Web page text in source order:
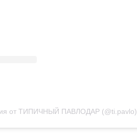
от ТИПИЧНЫЙ ПАВЛОДАР (@ti.pavlo)